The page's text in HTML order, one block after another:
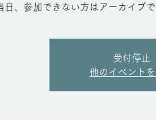
日、参加できない方はアーカイブ
受付停止
他のイベントを